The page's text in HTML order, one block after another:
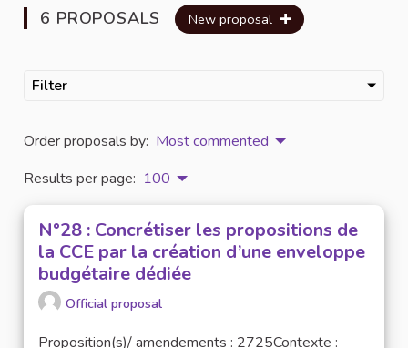
6 PROPOSALS New proposal
Filter
Order proposals by: Most commented
Results per page: 100
N°28 : Concrétiser les propositions de
la CCE par la création d’une enveloppe
budgétaire dédiée
Official proposal
Proposition(s)/ amendements : 2725Contexte :